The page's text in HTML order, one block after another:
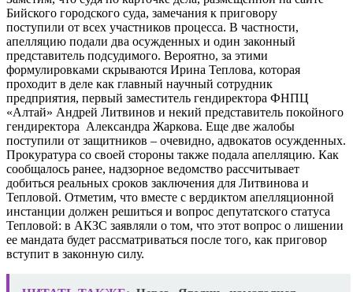
Бийского городского суда, замечания к приговору
поступили от всех участников процесса. В частности,
апелляцию подали два осужденных и один законный
представитель подсудимого. Вероятно, за этими
формулировками скрываются Ирина Теплова, которая
проходит в деле как главный научный сотрудник
предприятия, первый заместитель гендиректора ФНПЦ
«Алтай» Андрей Литвинов и некий представитель покойного
гендиректора Александра Жаркова. Еще две жалобы
поступили от защитников – очевидно, адвокатов осужденных.
Прокуратура со своей стороны также подала апелляцию. Как
сообщалось ранее, надзорное ведомство рассчитывает
добиться реальных сроков заключения для Литвинова и
Тепловой. Отметим, что вместе с вердиктом апелляционной
инстанции должен решиться и вопрос депутатского статуса
Тепловой: в АКЗС заявляли о том, что этот вопрос о лишении
ее мандата будет рассматриваться после того, как приговор
вступит в законную силу.